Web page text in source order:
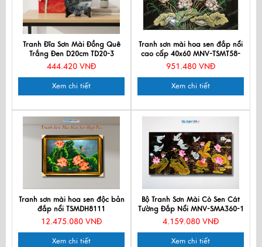
Tranh Đĩa Sơn Mài Đồng Quê
Trắng Đen D20cm TD20-3
444.420 VNĐ
Xem chi tiết
Tranh sơn mài hoa sen đắp nổi
cao cấp 40x60 MNV-TSMT58-
46
951.480 VNĐ
Xem chi tiết
Tranh sơn mài hoa sen độc bản
đắp nổi TSMDH8111
12.475.080 VNĐ
Xem chi tiết
Bộ Tranh Sơn Mài Cò Sen Cát
Tường Đắp Nổi MNV-SMA360-1
4.159.080 VNĐ
Xem chi tiết